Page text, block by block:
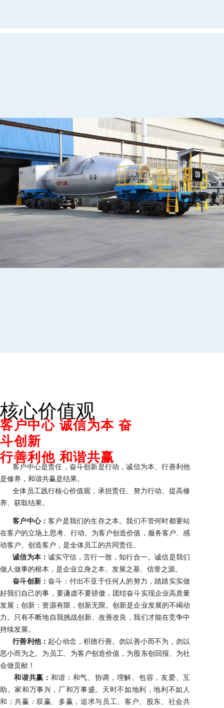
客户中心 诚信为本 奋
斗创新
行善利他 和谐共赢
客户中心是责任，奋斗创新是行动，诚信为本、行善利他
是修养，和谐共赢是结果。
全体员工践行核心价值观，承担责任、努力行动、提高修
养、获取结果。
客户中心：客户是我们的生存之本。我们不管何时都要站
在客户的立场上思考、行动。为客户创造价值，服务客户、感
动客户、创造客户，是全体员工的共同责任。
诚信为本：诚实守信，言行一致，知行合一。诚信是我们
做人做事的根本，是企业立身之本、发展之基、信誉之源。
奋斗创新：奋斗：付出不亚于任何人的努力，踏踏实实做
好我们自己的事，要谦虚不要骄傲，团结奋斗实现企业高质量
发展；创新：资源有限，创新无限。创新是企业发展的不竭动
力。只有不断地自我挑战创新、改善改良，我们才能在竞争中
持续发展。
行善利他： 起心动念，积德行善。勿以善小而不为，勿以
恶小而为之。为员工、为客户创造价值，为股东创回报、为社
会做贡献！
和谐共赢： 和谐：和气、协调，理解、包容，友爱、互
助。家和万事兴，厂和万事盛。天时不如地利，地利不如人
和；共赢：双赢、多赢，追求与员工、客户、股东、社会共
核心价值观